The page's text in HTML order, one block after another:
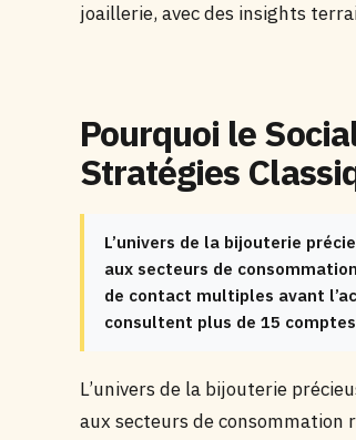
joaillerie, avec des insights
Pourquoi le
Stratégies
L’univers de la bijouterie
aux secteurs de
de contact multiples avant
consultent plus de 15
L’univers de la bijouterie
aux secteurs de consommation